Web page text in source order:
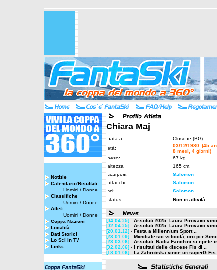
Notizie
Calendario/Risultati
Uomini / Donne
Classifiche
Uomini / Donne
Atleti
Uomini / Donne
Coppa Nazioni
Località
Dati Storici
Lo Sci in TV
Links
Chiara Maj
nata a:
Clusone (BG)
età:
03/12/1980 (45
8 mesi, 4 giorni)
peso:
67 kg.
altezza:
165 cm.
scarponi:
Salomon
attacchi:
Salomon
sci:
Salomon
status:
Non in attività
[04.04.25] - Assoluti 2025: Laura Pirovano
[02.04.25] - Assoluti 2025: Laura Pirovano
[20.01.12] - Festa a Millennium Sport ..
[23.01.09] - Mondiale sci velocità, oro per
[23.03.06] - Assoluti: Nadia Fanchini si ripete
[02.02.06] - I risultati delle discese Fis di ..
[18.01.06] - La Zahrobska vince un superG Fis